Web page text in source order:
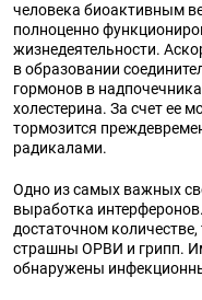
человека биоактивным
полноценно
жизнедеятельности.
в образовании
гормонов в
холестерина. За счет ее
тормозится
радикалами.
Одно из самых важных
выработка
достаточном
страшны ОРВИ и грипп.
обнаружены